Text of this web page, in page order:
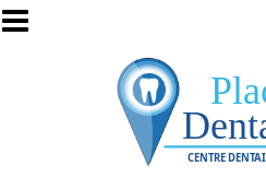
Aller au contenu principal